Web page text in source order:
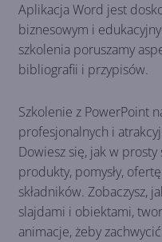
Aplikacja Word jest
biznesowym i
szkolenia poruszamy
bibliografii i przypisów.
Szkolenie z PowerPoint
profesjonalnych i
Dowiesz się, jak w
produkty, pomysły,
składników. Zobaczysz,
slajdami i obiektami,
animacje, żeby